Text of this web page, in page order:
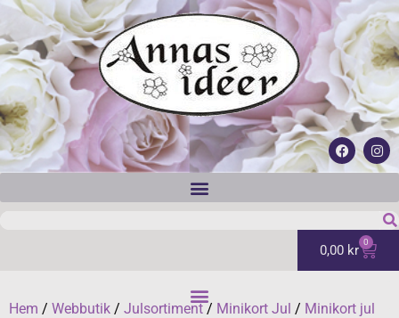
0,00 kr 0
Hem / Webbutik / Julsortiment/ Minikort Jul / Minikort jul